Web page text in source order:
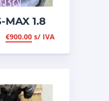
1.8
de 125cv,
€900.00 s/ IVA